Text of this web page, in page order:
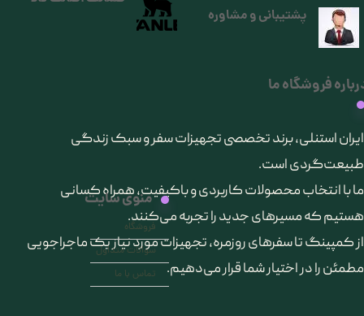
فروشگاه ما
​ایران استنلی، برند تخصصی تجهیزات سفر و سبک زندگی
طبیعت‌گردی است.
ما با انتخاب محصولات کاربردی و باکیفیت، همراه کسانی
هستیم که مسیرهای جدید را تجربه می‌کنند.
از کمپینگ تا سفرهای روزمره، تجهیزات مورد نیاز یک ماجراجویی
مطمئن را در اختیار شما قرار می‌دهیم.
منوی سایت
فروشگاه
سوالات متداول
تماس با ما
پشتیبانی و مشاوره